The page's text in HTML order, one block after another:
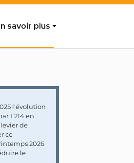
savoir plus
l'évolution
L214 en
de
ce
2026
le